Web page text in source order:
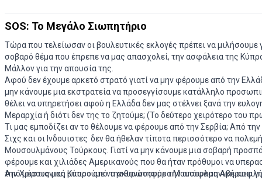
SOS: Το Μεγάλο Σιωπητήριο
Τώρα που τελείωσαν οι βουλευτικές εκλογές πρέπει να μιλήσουμε
σοβαρό θέμα που έπρεπε να μας απασχολεί, την ασφάλεια της
Μάλλον για την απουσία της.
Αφού δεν έχουμε αρκετό στρατό γιατί να μην φέρουμε από την
μην κάνουμε μια εκστρατεία να προσεγγίσουμε κατάλληλο
θέλει να υπηρετήσει αφού η Ελλάδα δεν μας στέλνει ξανά την
Μεραρχία ή διότι δεν της το ζητούμε; (Το δεύτερο χειρότερο του
Τι μας εμποδίζει αν το θέλουμε να φέρουμε από την Σερβία; Από την
Σιχς και οι Ινδουιστες δεν θα ήθελαν τίποτα περισσότερο να
Μουσουλμάνους Τούρκους. Γιατί να μην κάνουμε μια σοβαρή
φέρουμε και χιλιάδες Αμερικανούς που θα ήταν πρόθυμοι να
την Χριστιανική Κύπρο από την θανατηφόρα Μουσουλμανική
Από μέρους μας μπορούμε να ακυρώσουμε την απόφαση Αβέρωφ